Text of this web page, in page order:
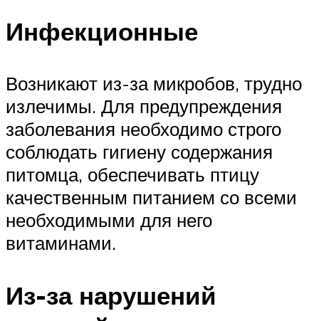
Инфекционные
Возникают из-за микробов, трудно
излечимы. Для предупреждения
заболевания необходимо строго
соблюдать гигиену содержания
питомца, обеспечивать птицу
качественным питанием со всеми
необходимыми для него
витаминами.
Из-за нарушений